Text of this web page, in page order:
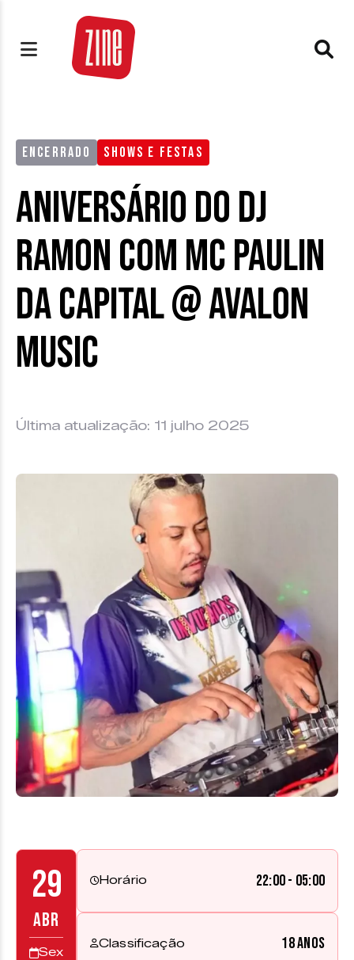
ENCERRADO SHOWS E FESTAS
Aniversário do DJ
Ramon com MC Paulin
da Capital @ Avalon
Music
Última atualização: 11 julho 2025
29
ABR
Sex
Horário 22:00 - 05:00
Classificação 18 anos